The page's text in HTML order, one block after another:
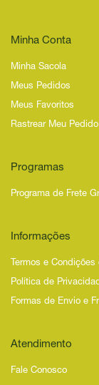
Minha Conta
Minha Sacola
Meus Pedidos
Meus Favoritos
Rastrear Meu Pedido
Programas
Programa de Frete
Informações
Termos e Condições
Política de
Formas de Envio e
Atendimento
Fale Conosco